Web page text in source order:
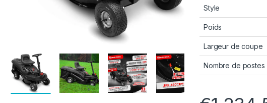
Style
Poids
Largeur de coupe
Nombre de postes